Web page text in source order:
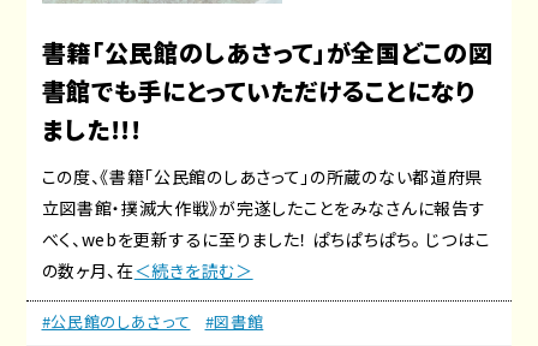
書籍「公民館のしあさって」が全国どこの図
書館でも手にとっていただけることになり
ました!!!
この度、《書籍「公民館のしあさって」の所蔵のない都道府県
立図書館・撲滅大作戦》が完遂したことをみなさんに報告す
べく、webを更新するに至りました！ ぱちぱちぱち。 じつはこ
の数ヶ月、在＜続きを読む＞
#公民館のしあさって #図書館